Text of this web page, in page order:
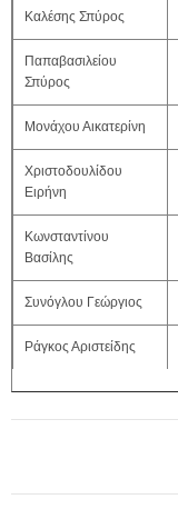
Καλέσης Σπύρος
Παπαβασιλείου
Σπύρος
Μονάχου Αικατερίνη
Χριστοδουλίδου
Ειρήνη
Κωνσταντίνου
Βασίλης
Συνόγλου Γεώργιος
Ράγκος Αριστείδης